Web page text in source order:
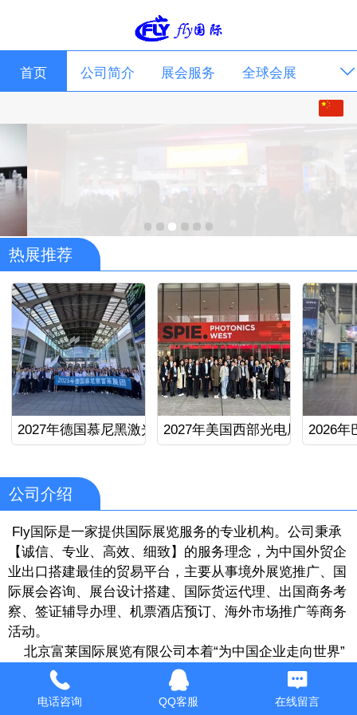
首页 公司简介 展会服务 全球会展
热展推荐
2027年德国慕尼黑激光光电展2027年美国西部光电展
公司介绍
Fly国际是一家提供国际展览服务的专业机构。公司秉承
【诚信、专业、高效、细致】的服务理念，为中国外贸企
业出口搭建最佳的贸易平台，主要从事境外展览推广、国
际展会咨询、展台设计搭建、国际货运代理、出国商务考
察、签证辅导办理、机票酒店预订、海外市场推广等商务
活动。
北京富莱国际展览有限公司本着“为中国企业走向世界”
的宗旨，致力与众多海外协会和各国使领馆建立了良好的
合作关系，发展了较为稳定的海外代理和服务网络，先后
与德国、美国、俄罗斯、英国、法国、意大利、西班牙、
电话咨询 QQ客服 在线留言